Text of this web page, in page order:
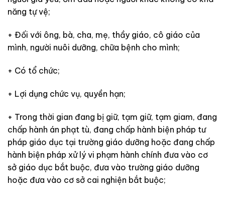
năng tự vệ;
+ Đối với ông, bà, cha, mẹ, thầy giáo, cô giáo của
mình, người nuôi dưỡng, chữa bệnh cho mình;
+ Có tổ chức;
+ Lợi dụng chức vụ, quyền hạn;
+ Trong thời gian đang bị giữ, tạm giữ, tạm giam, đang
chấp hành án phạt tù, đang chấp hành biện pháp tư
pháp giáo dục tại trường giáo dưỡng hoặc đang chấp
hành biện pháp xử lý vi phạm hành chính đưa vào cơ
sở giáo dục bắt buộc, đưa vào trường giáo dưỡng
hoặc đưa vào cơ sở cai nghiện bắt buộc;